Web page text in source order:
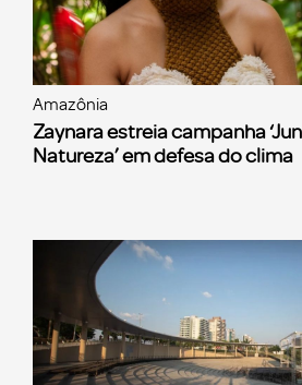
Amazônia
Zaynara estreia campanha
Natureza’ em defesa do clima